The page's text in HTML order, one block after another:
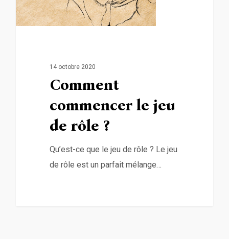
14 octobre 2020
Comment
commencer le jeu
de rôle ?
Qu’est-ce que le jeu de rôle ? Le jeu
de rôle est un parfait mélange…